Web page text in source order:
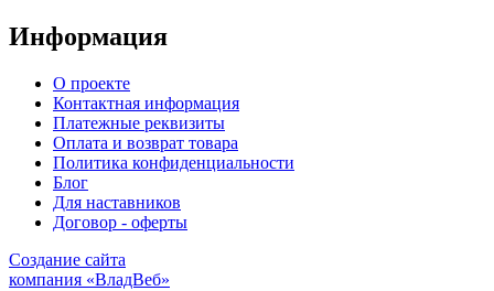
Информация
О проекте
Контактная информация
Платежные реквизиты
Оплата и возврат товара
Политика конфиденциальности
Блог
Для наставников
Договор - оферты
Создание сайта
компания «ВладВеб»